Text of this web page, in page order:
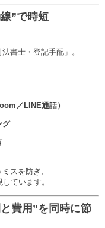
”で時短
書士・登記手配」。
／LINE通話）
グ
スを防ぎ、
しています。
費用”を同時に節